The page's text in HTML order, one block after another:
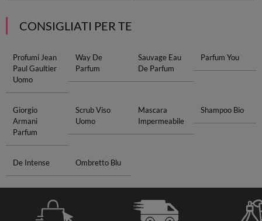
CONSIGLIATI PER TE
Profumi Jean
Paul Gaultier
Uomo
Way De
Parfum
Sauvage Eau
De Parfum
Parfum You
Giorgio
Armani
Parfum
Scrub Viso
Uomo
Mascara
Impermeabile
Shampoo Bio
De Intense Ombretto Blu